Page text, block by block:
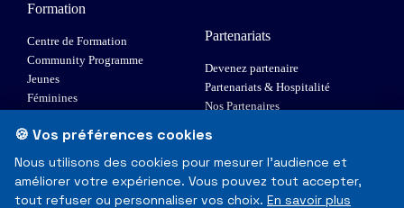
Formation
Centre de Formation
Community Programme
Jeunes
Féminines
Elite 1
Partenariats
Devenez partenaire
Partenariats & Hospitalité
Nos Partenaires
© Toulouse Olympique XIII - Tous droits réservés
🍪 Vos préférences cookies
Nous utilisons des cookies pour mesurer l'audience et
améliorer votre expérience. Vous pouvez tout accepter,
tout refuser ou personnaliser vos choix. En savoir plus